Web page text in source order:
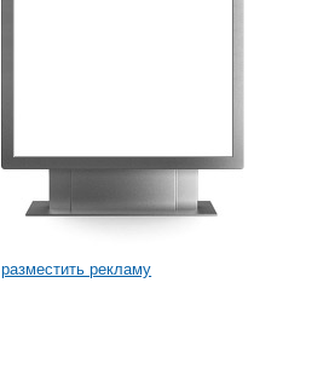
разместить рекламу